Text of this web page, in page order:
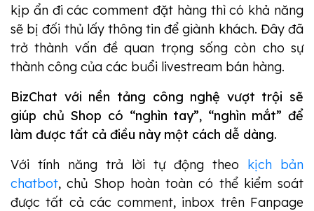
kịp ẩn đi các comment đặt hàng thì có khả năng
sẽ bị đối thủ lấy thông tin để giành khách. Đây đã
trở thành vấn đề quan trọng sống còn cho sự
thành công của các buổi livestream bán hàng.
BizChat với nền tảng công nghệ vượt trội sẽ
giúp chủ Shop có “nghìn tay”, “nghìn mắt” để
làm được tất cả điều này một cách dễ dàng.
Với tính năng trả lời tự động theo kịch bản
chatbot, chủ Shop hoàn toàn có thể kiểm soát
được tất cả các comment, inbox trên Fanpage